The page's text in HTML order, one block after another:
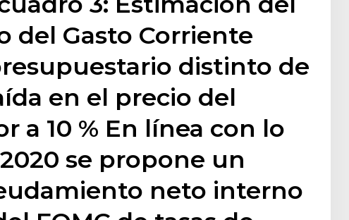
del Gasto Corriente
distinto de
en el precio del
a 10 % En línea con lo
se propone un
neto interno